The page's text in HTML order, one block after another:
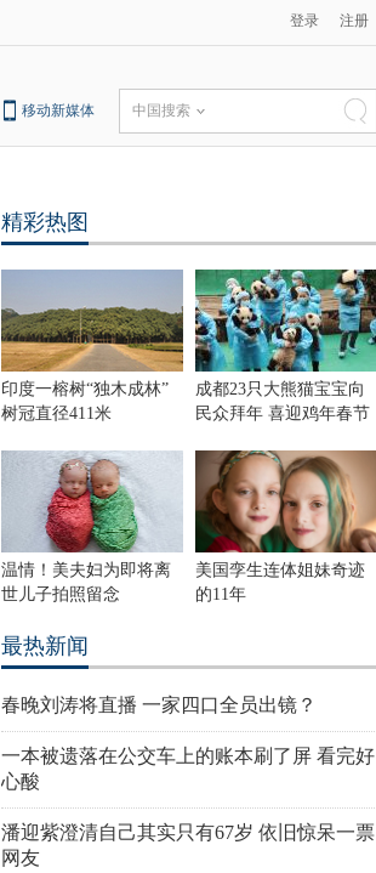
登录 注册
移动新媒体 中国搜索
精彩热图
印度一榕树“独木成林”
树冠直径411米
成都23只大熊猫宝宝向
民众拜年 喜迎鸡年春节
温情！美夫妇为即将离
世儿子拍照留念
美国孪生连体姐妹奇迹
的11年
最热新闻
春晚刘涛将直播 一家四口全员出镜？
一本被遗落在公交车上的账本刷了屏 看完好
心酸
潘迎紫澄清自己其实只有67岁 依旧惊呆一票
网友